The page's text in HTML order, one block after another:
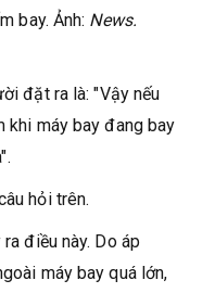
bay. Ảnh: News.
đặt ra là: "Vậy nếu
khi máy bay đang bay
hỏi trên.
điều này. Do áp
máy bay quá lớn,